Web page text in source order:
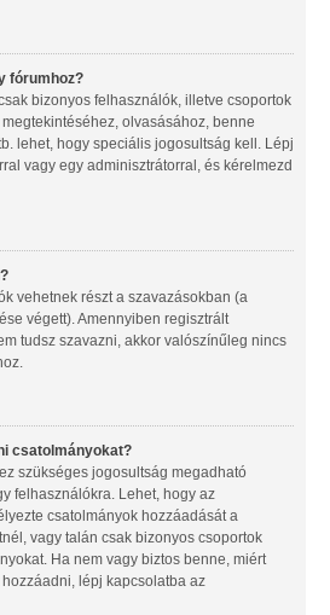
fórumhoz?
bizonyos felhasználók, illetve csoportok
olvasásához, benne
lehet, hogy speciális jogosultság kell. Lépj
vagy egy adminisztrátorral, és kérelmezd
vehetnek részt a szavazásokban (a
végett). Amennyiben regisztrált
tudsz szavazni, akkor valószínűleg nincs
csatolmányokat?
szükséges jogosultság megadható
felhasználókra. Lehet, hogy az
csatolmányok hozzáadását a
vagy talán csak bizonyos csoportok
Ha nem vagy biztos benne, miért
lépj kapcsolatba az